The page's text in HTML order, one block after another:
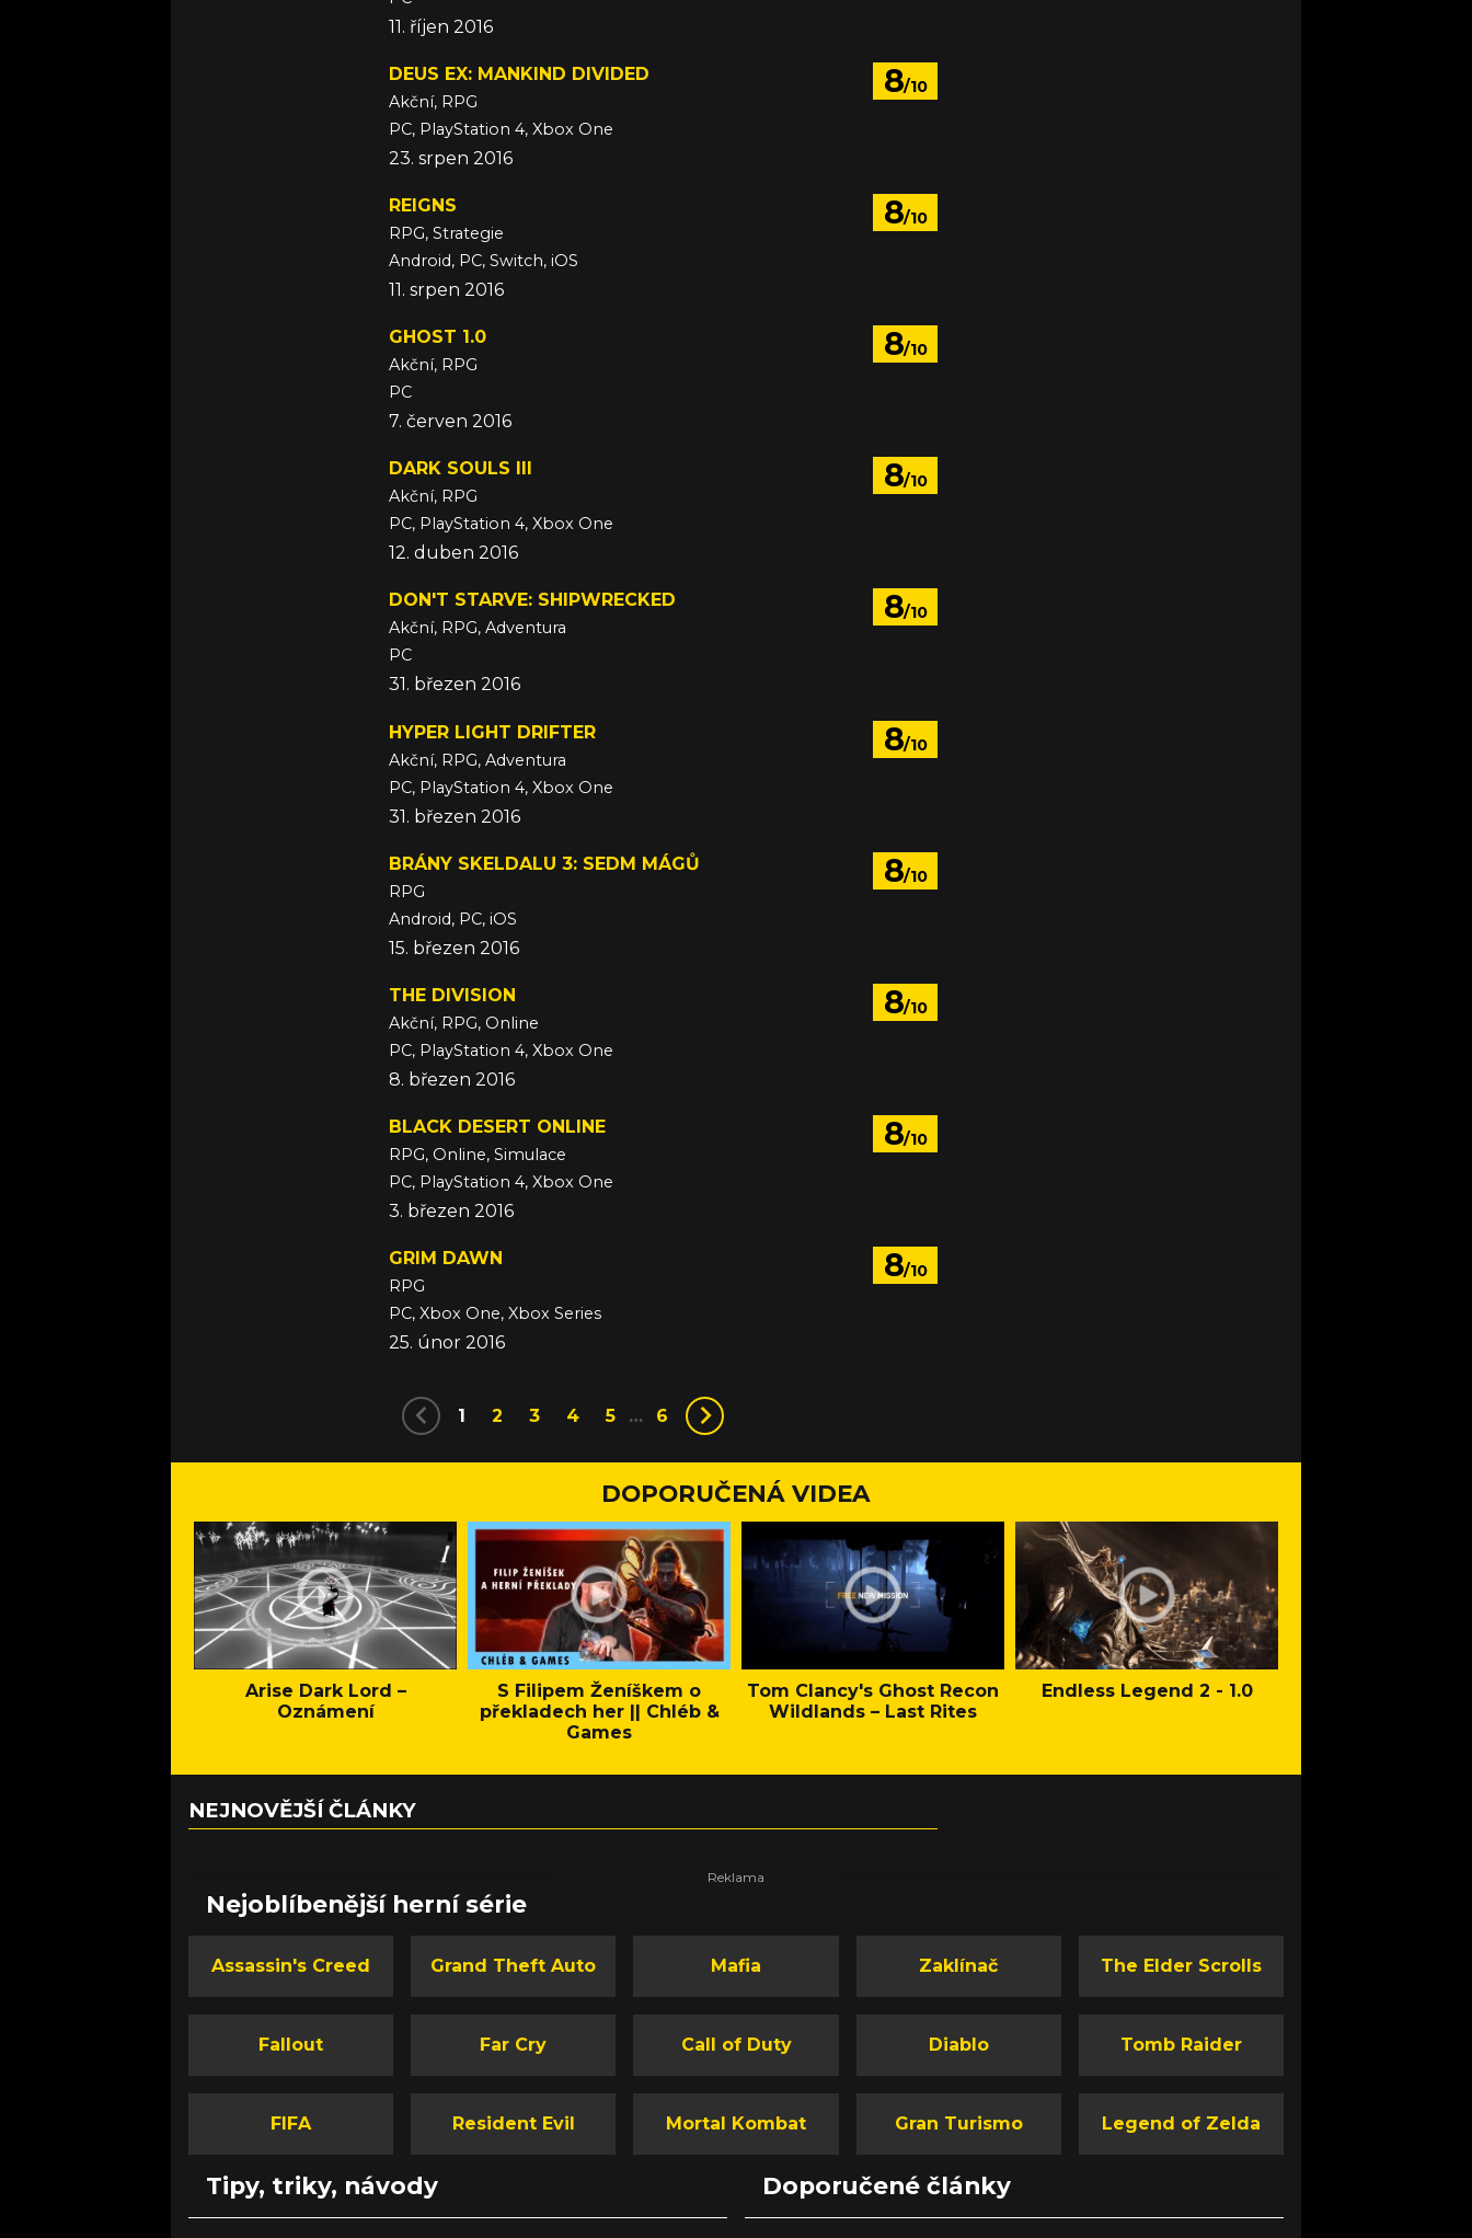
11. říjen 2016
8/10
DEUS EX: MANKIND DIVIDED
Akční, RPG
PC, PlayStation 4, Xbox One
23. srpen 2016
8/10
REIGNS
RPG, Strategie
Android, PC, Switch, iOS
11. srpen 2016
8/10
GHOST 1.0
Akční, RPG
PC
7. červen 2016
8/10
DARK SOULS III
Akční, RPG
PC, PlayStation 4, Xbox One
12. duben 2016
8/10
DON'T STARVE: SHIPWRECKED
Akční, RPG, Adventura
PC
31. březen 2016
8/10
HYPER LIGHT DRIFTER
Akční, RPG, Adventura
PC, PlayStation 4, Xbox One
31. březen 2016
8/10
BRÁNY SKELDALU 3: SEDM MÁGŮ
RPG
Android, PC, iOS
15. březen 2016
8/10
THE DIVISION
Akční, RPG, Online
PC, PlayStation 4, Xbox One
8. březen 2016
8/10
BLACK DESERT ONLINE
RPG, Online, Simulace
PC, PlayStation 4, Xbox One
3. březen 2016
8/10
GRIM DAWN
RPG
PC, Xbox One, Xbox Series
25. únor 2016
1 2 3 4 5 … 6
DOPORUČENÁ VIDEA
Arise Dark Lord –
Oznámení
S Filipem Ženíškem o
překladech her || Chléb &
Games
Tom Clancy's Ghost Recon
Wildlands – Last Rites
Endless Legend 2 - 1.0
NEJNOVĚJŠÍ ČLÁNKY
Nejoblíbenější herní série
Assassin's Creed Grand Theft Auto Mafia Zaklínač The Elder Scrolls
Fallout Far Cry Call of Duty Diablo Tomb Raider
FIFA Resident Evil Mortal Kombat Gran Turismo Legend of Zelda
Tipy, triky, návody Doporučené články